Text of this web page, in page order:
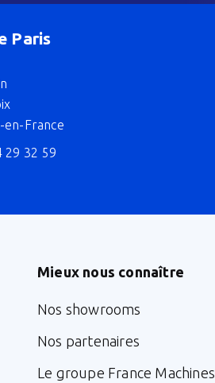
Paris
en-France
29 32 59
Mieux nous connaître
Nos showrooms
Nos partenaires
Le groupe France Machines